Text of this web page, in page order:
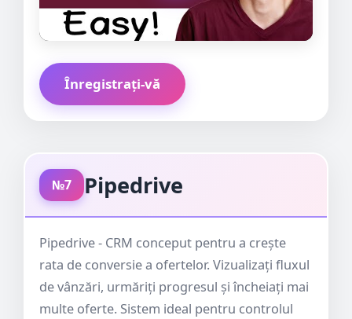
Înregistrați-vă
№7 Pipedrive
Pipedrive - CRM conceput pentru a crește
rata de conversie a ofertelor. Vizualizați fluxul
de vânzări, urmăriți progresul și încheiați mai
multe oferte. Sistem ideal pentru controlul